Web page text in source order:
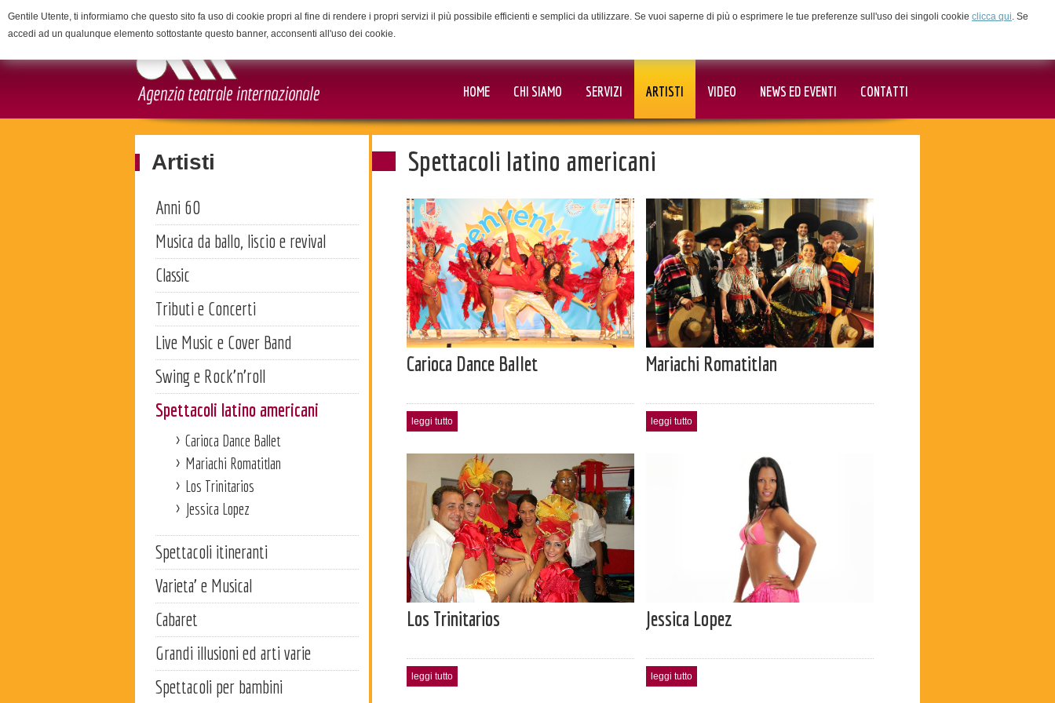
Gentile Utente, ti informiamo che questo sito fa uso di cookie propri al fine di rendere i propri servizi il più possibile efficienti e semplici da utilizzare. Se vuoi saperne di più o esprimere le tue preferenze sull'uso dei singoli cookie clicca qui. Se
accedi ad un qualunque elemento sottostante questo banner, acconsenti all'uso dei cookie.
HOME CHI SIAMO SERVIZI ARTISTI VIDEO NEWS ED EVENTI CONTATTI
Artisti
Anni 60
Musica da ballo, liscio e revival
Classic
Tributi e Concerti
Live Music e Cover Band
Swing e Rock'n'roll
Spettacoli latino americani
Carioca Dance Ballet
Mariachi Romatitlan
Los Trinitarios
Jessica Lopez
Spettacoli itineranti
Varieta' e Musical
Cabaret
Grandi illusioni ed arti varie
Spettacoli per bambini
Spettacoli latino americani
Carioca Dance Ballet
leggi tutto
Mariachi Romatitlan
leggi tutto
Los Trinitarios
leggi tutto
Jessica Lopez
leggi tutto